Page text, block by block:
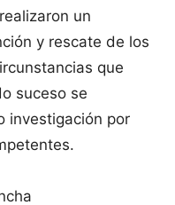
un
y rescate de los
que
suceso se
investigación por